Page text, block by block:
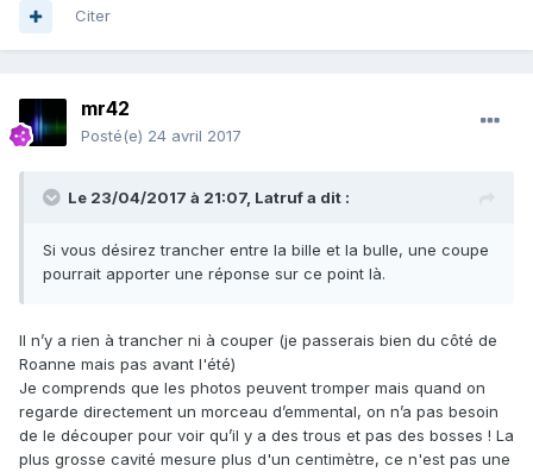
Citer
mr42
Posté(e) 24 avril 2017
Le 23/04/2017 à 21:07, Latrufa dit :
Si vous désirez trancher entre la bille et la bulle, une coupe
pourrait apporter une réponse sur ce point là.
Il n’y a rien à trancher ni à couper (je passerais bien du côté de
Roanne mais pas avant l'été)
Je comprends que les photos peuvent tromper mais quand on
regarde directement un morceau d’emmental, on n’a pas besoin
de le découper pour voir qu’il y a des trous et pas des bosses ! La
plus grosse cavité mesure plus d'un centimètre, ce n'est pas une